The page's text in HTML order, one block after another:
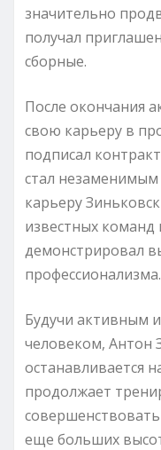
значительно
получал
сборные.
После окончания
свою карьеру в
подписал
стал
карьеру
известных команд
демонстрировал
профессионализма.
Будучи активным
человеком, Антон
останавливается
продолжает
еще больших